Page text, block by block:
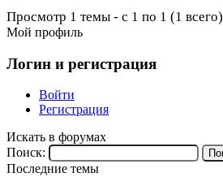
Просмотр 1 темы - с 1 по 1 (1 всего)
Мой профиль
Логин и регистрация
Войти
Регистрация
Искать в форумах
Поиск:
Последние темы